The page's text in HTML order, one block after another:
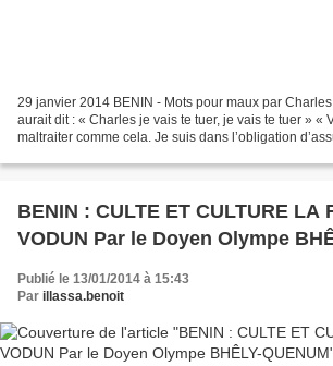
29 janvier 2014 BENIN - Mots pour maux par
aurait dit : « Charles je vais te tuer, je vais te tuer » «
maltraiter comme cela. Je suis dans l’obligation
BENIN : CULTE ET CULTURE LA
VODUN Par le Doyen Olympe
Publié le 13/01/2014 à 15:43
Par illassa.benoit